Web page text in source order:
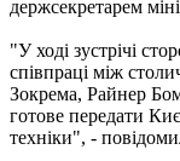
держсекретарем
"У ході зустрічі
співпраці між
Зокрема, Райнер
готове передати
техніки", -